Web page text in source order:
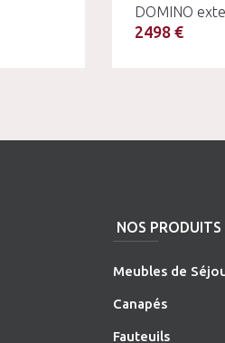
DOMINO
2498 €
NOS PRODUITS
Meubles de
Canapés
Fauteuils